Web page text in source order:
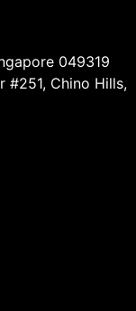
049319
#251, Chino Hills,